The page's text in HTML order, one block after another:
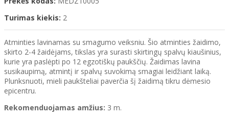
Turimas kiekis: 2
Atminties lavinamas su smagumo veiksniu. Šio atminties žaidimo,
skirto 2-4 žaidėjams, tikslas yra surasti skirtingų spalvų kiaušinius,
kurie yra paslėpti po 12 egzotiškų paukščių. Žaidimas lavina
susikaupimą, atmintį ir spalvų suvokimą smagiai leidžiant laiką.
Plunksnuoti, mieli paukšteliai paverčia šį žaidimą tikru dėmesio
epicentru.
Rekomenduojamas amžius: 3 m.